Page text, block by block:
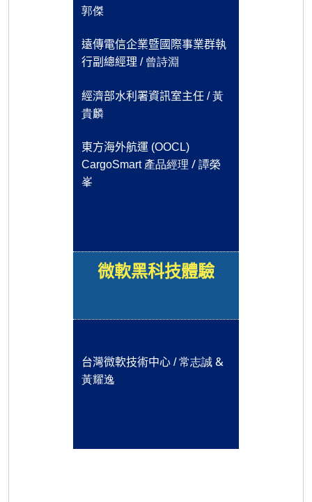
郭傑
遠傳電信企業暨國際事業群執
行副總經理 / 曾詩淵
經濟部水利署資訊室主任 /黃
貴麟
東方海外航運 (OOCL)
CargoSmart 產品經理 /譚榮
峯
微軟黑科技體驗
台灣微軟技術中心 /常志誠 &
黃耀逸